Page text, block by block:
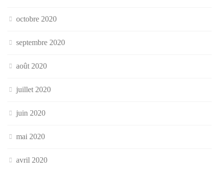
octobre 2020
septembre 2020
août 2020
juillet 2020
juin 2020
mai 2020
avril 2020